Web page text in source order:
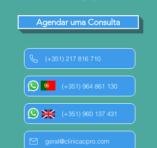
Agendar uma Consulta
(+351) 217 816 710
(+351) 964 861 130
(+351) 960 137 431
geral@clinicacpro.com